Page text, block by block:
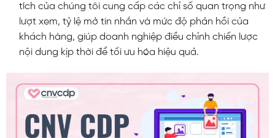
tích của chúng tôi cung cấp các chỉ số quan trọng như
lượt xem, tỷ lệ mở tin nhắn và mức độ phản hồi của
khách hàng, giúp doanh nghiệp điều chỉnh chiến lược
nội dung kịp thời để tối ưu hóa hiệu quả.